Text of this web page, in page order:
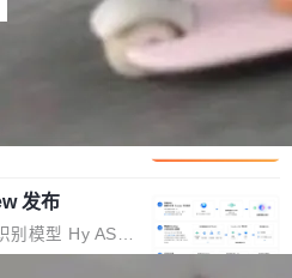
solon.noea
、接口契约、业
十乃至数百个文
联网络。传统的
录遍历）仅能
及代码的语义
代码智能体在
码仓理解"瓶
简称" CodeBas
（CodeA...
自己接的私活腾
部门的全部核心
区某科技公司AI
公司内部架构
据从A集群迁
"。 他没有迁移
使用此前登录
条被程序员圈
理员权限、无
：KV ca
提升 4
型系列之一，但
存了。月之暗面
是长上下文、M
瘾，但 GPU 显
AI 团队
在官方博客上发
发布
别模型 Hy ASR
言模型 Hy3 的